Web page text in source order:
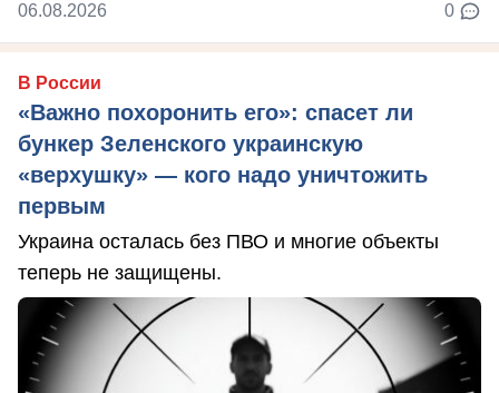
06.08.2026 0
В России
«Важно похоронить его»: спасет ли
бункер Зеленского украинскую
«верхушку» — кого надо уничтожить
первым
Украина осталась без ПВО и многие объекты
теперь не защищены.